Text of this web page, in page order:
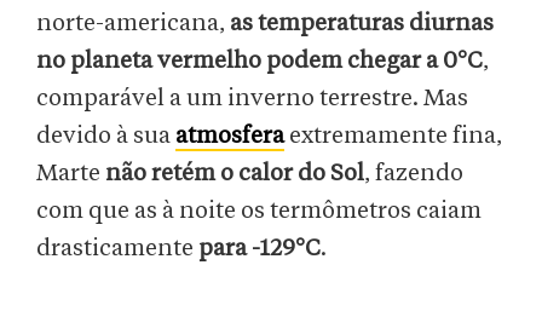
norte-americana, as temperaturas diurnas
no planeta vermelho podem chegar a 0°C,
comparável a um inverno terrestre. Mas
devido à sua atmosferaextremamente fina,
Marte não retém o calor do Sol, fazendo
com que as à noite os termômetros caiam
drasticamente para -129°C.